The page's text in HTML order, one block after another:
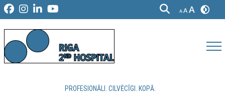
PROFESIONĀLI. CILVĒCĪGI. KOPĀ.